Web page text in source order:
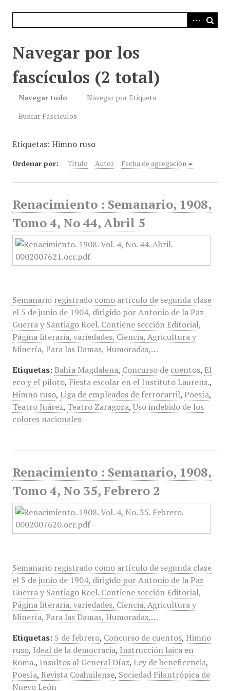
Navegar por los
fascículos (2 total)
Navegar todo
Navegar por Etiqueta
Buscar Fascículos
Etiquetas: Himno ruso
Ordenar por: Título Autor Fecha de agregación
Renacimiento : Semanario, 1908,
Tomo 4, No 44, Abril 5
Semanario registrado como artículo de segunda clase
el 5 de junio de 1904, dirigido por Antonio de la Paz
Guerra y Santiago Roel. Contiene sección Editorial,
Página literaria, variedades, Ciencia, Agricultura y
Minería, Para las Damas, Humoradas,…
Etiquetas: Bahía Magdalena, Concurso de cuentos, El
eco y el piloto, Fiesta escolar en el Instituto Laurens.,
Himno ruso, Liga de empleados de ferrocarril, Poesía,
Teatro Juárez, Teatro Zaragoza, Uso indebido de los
colores nacionales
Renacimiento : Semanario, 1908,
Tomo 4, No 35, Febrero 2
Semanario registrado como artículo de segunda clase
el 5 de junio de 1904, dirigido por Antonio de la Paz
Guerra y Santiago Roel. Contiene sección Editorial,
Página literaria, variedades, Ciencia, Agricultura y
Minería, Para las Damas, Humoradas,…
Etiquetas: 5 de febrero, Concurso de cuentos, Himno
ruso, Ideal de la democracia, Instrucción laica en
Roma., Insultos al General Díaz, Ley de beneficencia,
Poesía, Revista Coahuilense, Sociedad Filantrópica de
Nuevo León